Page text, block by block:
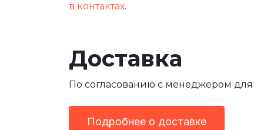
в контактах.
Доставка
По согласованию с менеджером для
Подробнее о доставке